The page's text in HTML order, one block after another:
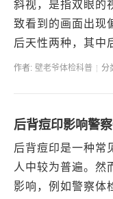
斜视，是指双眼的
致看到的画面出现
后天性两种，其中
外伤后、药物性等
作者: 壁老爷体检科普 分
后背痘印影响警
后背痘印是一种常
人中较为普遍。然
影响，例如警察体